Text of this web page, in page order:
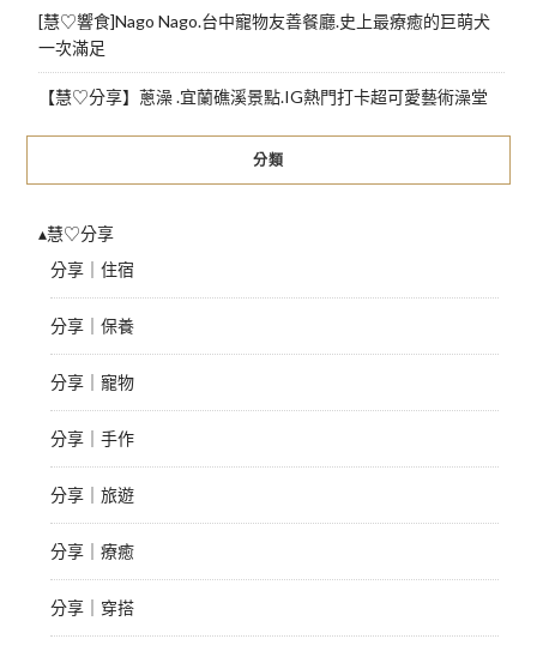
[慧♡響食]Nago Nago.台中寵物友善餐廳.史上最療癒的巨萌犬
一次滿足
【慧♡分享】蔥澡 .宜蘭礁溪景點.IG熱門打卡超可愛藝術澡堂
分類
▴慧♡分享
分享｜住宿
分享｜保養
分享｜寵物
分享｜手作
分享｜旅遊
分享｜療癒
分享｜穿搭